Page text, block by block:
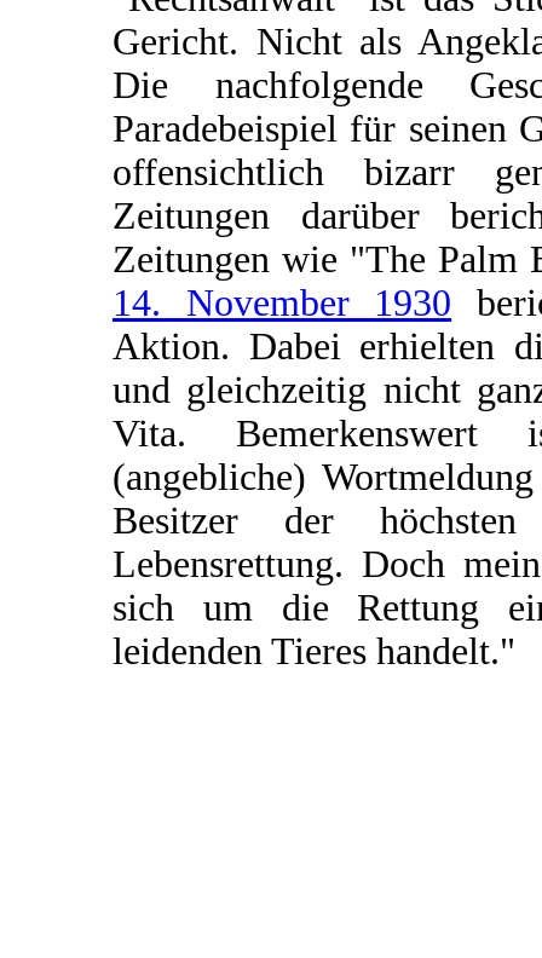
Gericht. Nicht als
Die nachfolgende
Paradebeispiel für seinen
offensichtlich bizarr
Zeitungen darüber
Zeitungen wie "The Palm
14. November 1930
Aktion. Dabei erhielten
und gleichzeitig nicht
Vita. Bemerkenswert
(angebliche)
Besitzer der
Lebensrettung. Doch
sich um die Rettung
leidenden Tieres handelt."